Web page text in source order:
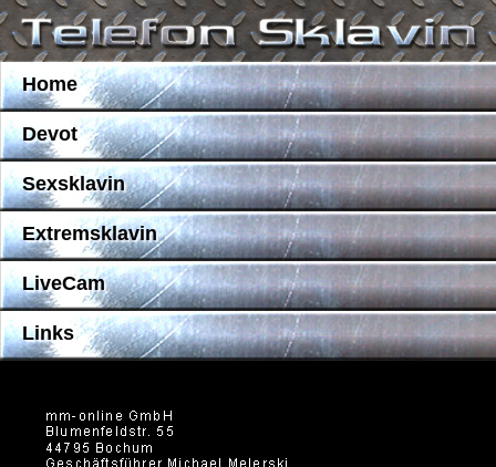
Home
Devot
Sexsklavin
Extremsklavin
LiveCam
Links